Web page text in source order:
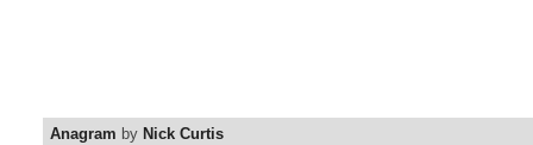
Anagram by Nick Curtis